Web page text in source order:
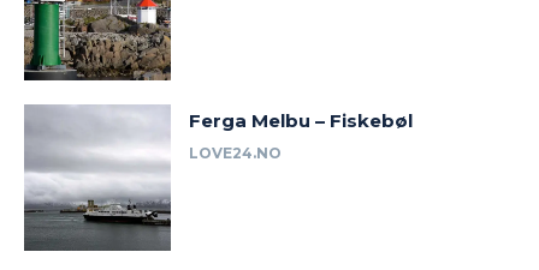
Ferga Melbu – Fiskebøl
LOVE24.NO